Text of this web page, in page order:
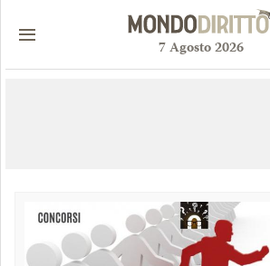
7Agosto2026